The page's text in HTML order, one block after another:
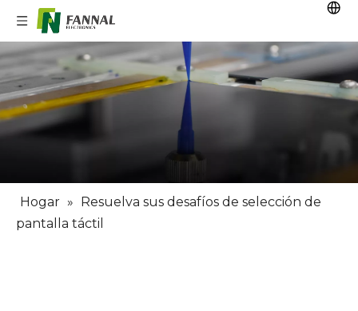
Hogar » Resuelva sus desafíos de selección de
pantalla táctil